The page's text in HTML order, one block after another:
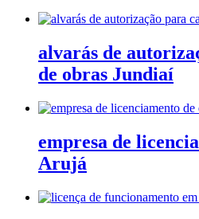
alvarás de
de obras Jundiaí
empresa de
Arujá